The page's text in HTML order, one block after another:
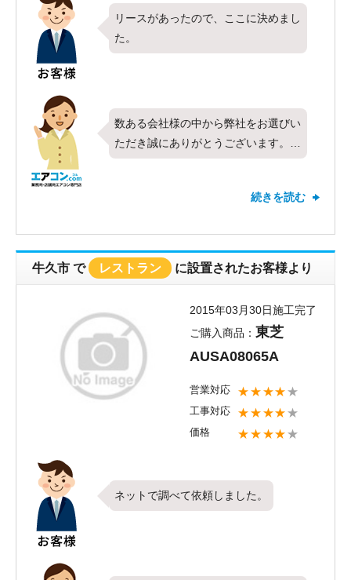
リースがあったので、ここに決めまし
た。
数ある会社様の中から弊社をお選びい
ただき誠にありがとうございます。
今回は業務用エアコンのダイキン製・
弊社はリース契約を得意としています
ので、お客様にご満足して頂き、とて
合など、お気付きになられたことがご
ざいましたら担当者までお気軽にご連
絡ください。今後ともエアコンコムを
よろしくお願い申し上げます。
続きを読む
牛久市 で レストラン に設置されたお客様より
2015年03月30日施工完了
ご購入商品： 東芝
AUSA08065A
営業対応 ★★★★★
工事対応 ★★★★★
価格 ★★★★★
ネットで調べて依頼しました。